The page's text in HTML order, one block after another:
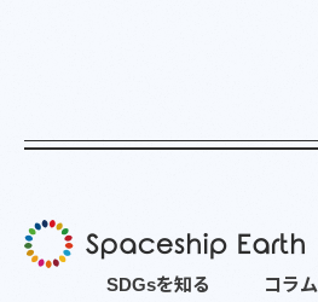
SDGsを知る コラム